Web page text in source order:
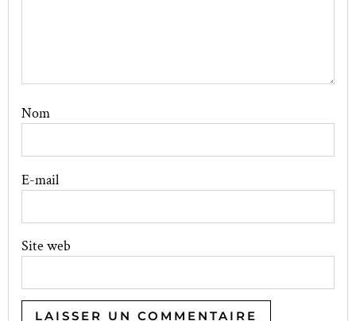
Nom
E-mail
Site web